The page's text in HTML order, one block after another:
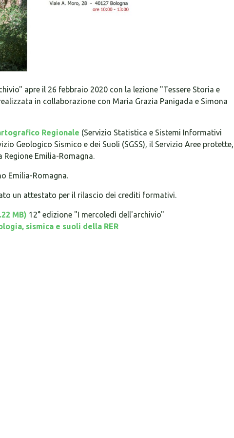
apre il 26 febbraio 2020 con la lezione "Tessere Storia e
in collaborazione con Maria Grazia Panigada e Simona
Regionale (Servizio Statistica e Sistemi Informativi
Geologico Sismico e dei Suoli (SGSS), il Servizio Aree protette,
Regione Emilia-Romagna.
Emilia-Romagna.
un attestato per il rilascio dei crediti formativi.
MB) 12° edizione "I mercoledì dell'archivio"
sismica e suoli della RER